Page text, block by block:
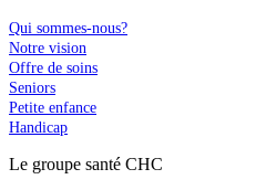
Qui sommes-nous?
Notre vision
Offre de soins
Seniors
Petite enfance
Handicap
Le groupe santé CHC